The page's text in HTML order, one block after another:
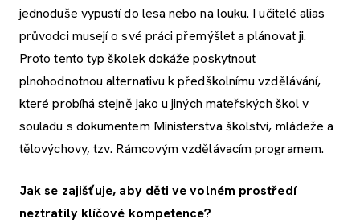
jednoduše vypustí do lesa nebo na louku. I učitelé alias
průvodci musejí o své práci přemýšlet a plánovat ji.
Proto tento typ školek dokáže poskytnout
plnohodnotnou alternativu k předškolnímu vzdělávání,
které probíhá stejně jako u jiných mateřských škol v
souladu s dokumentem Ministerstva školství, mládeže a
tělovýchovy, tzv. Rámcovým vzdělávacím programem.
Jak se zajišťuje, aby děti ve volném prostředí
neztratily klíčové kompetence?